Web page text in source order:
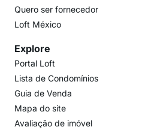
Quero ser fornecedor
Loft México
Explore
Portal Loft
Lista de Condomínios
Guia de Venda
Mapa do site
Avaliação de imóvel